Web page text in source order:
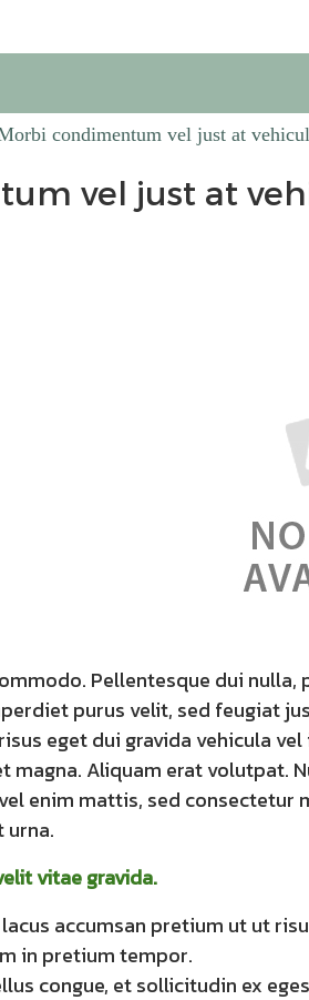
condimentum vel just at
vel just at
Pellentesque dui
purus velit, sed feugiat
eget dui gravida vehicula
magna. Aliquam erat volutpat.
enim mattis, sed
urna.
vitae gravida.
accumsan pretium ut ut
in pretium tempor.
congue, et sollicitudin ex